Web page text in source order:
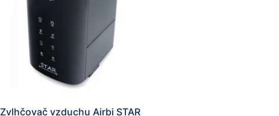
Zvlhčovač vzduchu Airbi STAR